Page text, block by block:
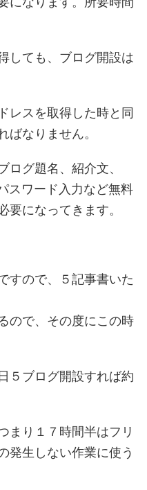
しても、ブログ開設は
レスを取得した時と同
ばなりません。
ログ題名、紹介文、
スワード入力など無料
要になってきます。
すので、５記事書いた
ので、その度にこの時
５ブログ開設すれば約
まり１７時間半はフリ
発生しない作業に使う